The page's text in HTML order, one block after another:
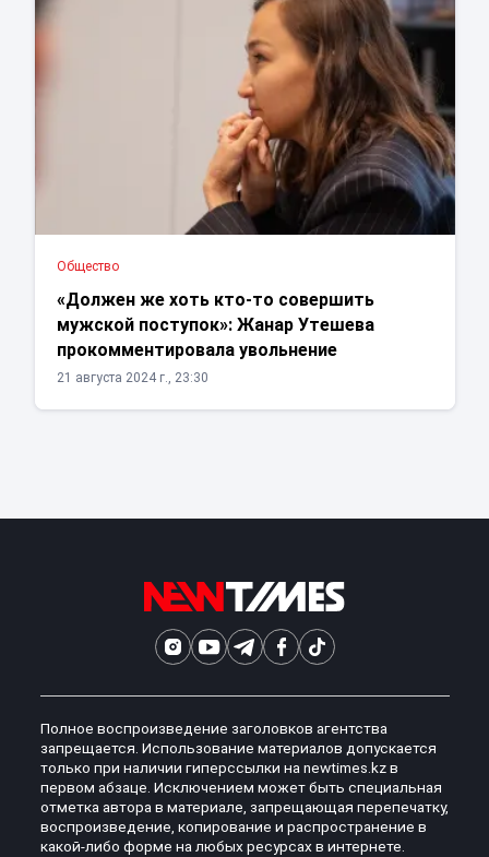
Общество
«Должен же хоть кто-то совершить
мужской поступок»: Жанар Утешева
прокомментировала увольнение
21 августа 2024 г., 23:30
Полное воспроизведение заголовков агентства
запрещается. Использование материалов допускается
только при наличии гиперссылки на newtimes.kz в
первом абзаце. Исключением может быть специальная
отметка автора в материале, запрещающая перепечатку,
воспроизведение, копирование и распространение в
какой-либо форме на любых ресурсах в интернете.